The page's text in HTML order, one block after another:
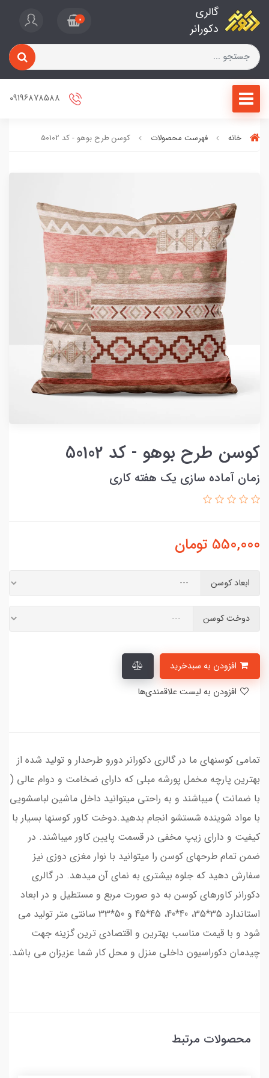
گالری
دکورانر
0
خانه فهرست محصولات کوسن طرح بوهو - کد 50102
کوسن طرح بوهو - کد 50102
زمان آماده سازی یک هفته کاری
550,000 تومان
ابعاد کوسن
دوخت کوسن
تمامی کوسنهای ما در گالری دکورانر دورو طرحدار و تولید شده از
بهترین پارچه مخمل پورشه مبلی که دارای ضخامت و دوام عالی (
با ضمانت ) میباشند و به راحتی میتوانید داخل ماشین لباسشویی
با مواد شوینده شستشو انجام بدهید.دوخت کاور کوسنها بسیار با
کیفیت و دارای زیپ مخفی در قسمت پایین کاور میباشند. در
ضمن تمام طرحهای کوسن را میتوانید با نوار مغزی دوزی نیز
سفارش دهید که جلوه بیشتری به نمای آن میدهد. در گالری
دکورانر کاورهای کوسن به دو صورت مربع و مستطیل و در ابعاد
استاندارد 35*35، 40*40، 45*45 و 50*33 سانتی متر تولید می
شود و با قیمت مناسب بهترین و اقتصادی ترین گزینه جهت
چیدمان دکوراسیون داخلی منزل و محل کار شما عزیزان می باشد.
محصولات مرتبط